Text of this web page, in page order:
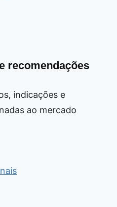
recomendações
indicações e
ao mercado